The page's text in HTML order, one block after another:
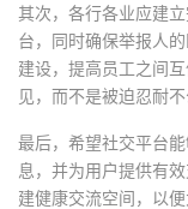
其次，各行各业应建
台，同时确保举报人
建设，提高员工之间
见，而不是被迫忍耐不
最后，希望社交平台
息，并为用户提供有
建健康交流空间，以